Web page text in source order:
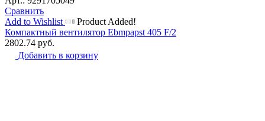
Сравнить
Add to Wishlist
Product Added!
Компактный вентилятор Ebmpapst 405 F/2
2802.74 руб.
Добавить в корзину